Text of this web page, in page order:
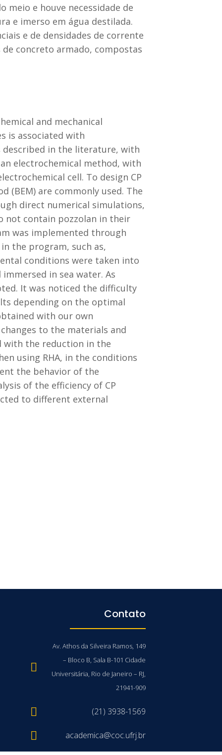
meio e houve necessidade de
e imerso em água destilada.
e de densidades de corrente
concreto armado, compostas
and mechanical
is associated with
described in the literature, with
electrochemical method, with
cell. To design CP
(BEM) are commonly used. The
direct numerical simulations,
not contain pozzolan in their
was implemented through
the program, such as,
conditions were taken into
in sea water. As
It was noticed the difficulty
depending on the optimal
with our own
to the materials and
with the reduction in the
using RHA, in the conditions
the behavior of the
of the efficiency of CP
to different external
Contato
Av. Athos da Silveira Ramos, 149
– Bloco B, Sala B-101 Cidade
Universitária, Rio de Janeiro – RJ,
21941-909
(21) 3938-1569
academica@coc.ufrj.br